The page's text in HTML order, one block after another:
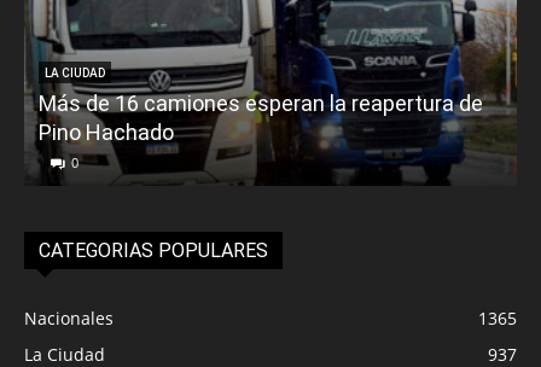
LA CIUDAD
Más de 16 camiones esperan la reapertura de
Pino Hachado
0
CATEGORIAS POPULARES
Nacionales
1365
La Ciudad
937